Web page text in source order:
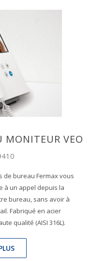
MONITEUR VEO
de bureau Fermax vous
à un appel depuis la
bureau, sans avoir à
Fabriqué en acier
qualité (AISI 316L).